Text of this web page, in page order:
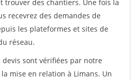
trouver des chantiers. Une fois la
recevrez des demandes de
les plateformes et sites de
réseau.
sont vérifiées par notre
mise en relation à Limans. Un